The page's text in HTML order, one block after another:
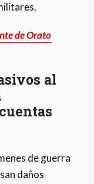
de Orato
al
de guerra
daños